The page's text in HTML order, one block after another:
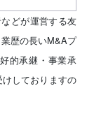
どが運営する友
歴の長いM&Aプ
的承継・事業承
しておりますの